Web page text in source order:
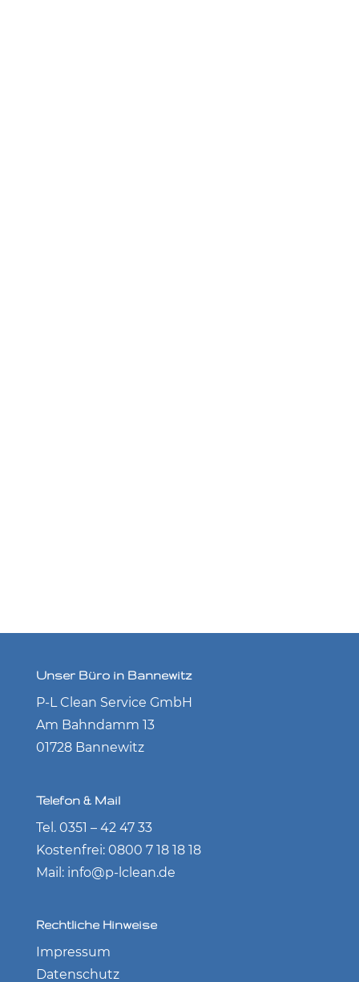
Unser Büro in Bannewitz
P-L Clean Service GmbH
Am Bahndamm 13
01728 Bannewitz
Telefon & Mail
Tel. 0351 – 42 47 33
Kostenfrei: 0800 7 18 18 18
Mail: info@p-lclean.de
Rechtliche Hinweise
Impressum
Datenschutz